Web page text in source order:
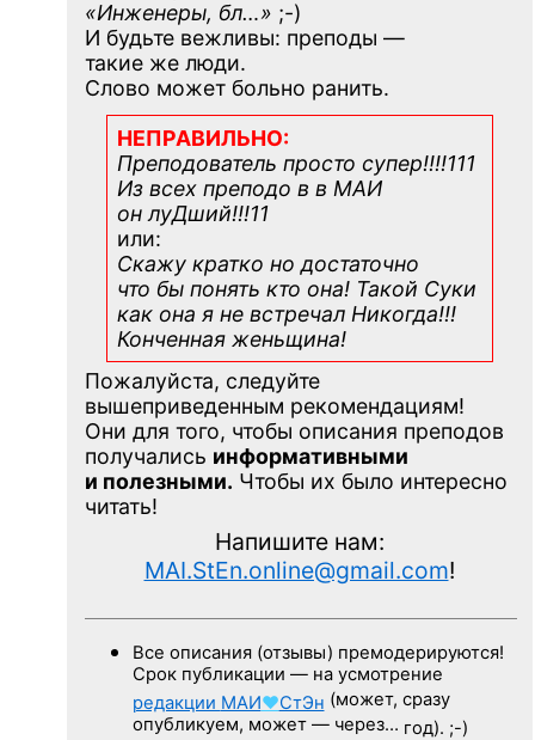
«Инженеры, бл…» ;-)
И будьте вежливы: преподы —
такие же люди.
Слово может больно ранить.
НЕПРАВИЛЬНО:
Преподователь просто супер!!!!111
Из всех преподо в в МАИ
он луДший!!!11
или:
Скажу кратко но достаточно
что бы понять кто она! Такой Суки
как она я не встречал Никогда!!!
Конченная женьщина!
Пожалуйста, следуйте
вышеприведенным рекомендациям!
Они для того, чтобы описания преподов
получались информативными
и полезными. Чтобы их было интересно
читать!
Напишите нам:
MAI.StEn.online@gmail.com!
Все описания (отзывы) премодерируются!
Срок публикации — на усмотрение
редакции МАИ♥СтЭн (может, сразу
опубликуем, может — через… год). ;-)